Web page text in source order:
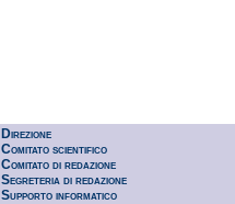
Direzione
Comitato scientifico
Comitato di redazione
Segreteria di redazione
Supporto informatico